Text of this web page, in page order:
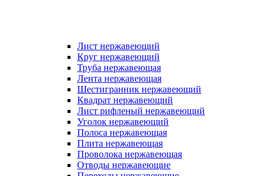
Лист нержавеющий
Круг нержавеющий
Труба нержавеющая
Лента нержавеющая
Шестигранник нержавеющий
Квадрат нержавеющий
Лист рифленый нержавеющий
Уголок нержавеющий
Полоса нержавеющая
Плита нержавеющая
Проволока нержавеющая
Отводы нержавеющие